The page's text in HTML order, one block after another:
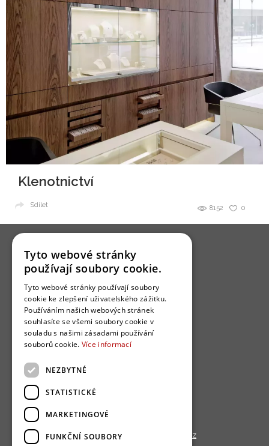
Klenotnictví
0
8152
Sdílet
O nás
Bydlo programy
Jak se zapojit?
Uživatelské podmínky
Copyright © 2013 - 2026, Bydlo.cz
Tyto webové stránky
používají soubory cookie.
Tyto webové stránky používají soubory
cookie ke zlepšení uživatelského zážitku.
Používáním našich webových stránek
souhlasíte se všemi soubory cookie v
souladu s našimi zásadami používání
souborů cookie. Více informací
NEZBYTNÉ
STATISTICKÉ
MARKETINGOVÉ
FUNKČNÍ SOUBORY